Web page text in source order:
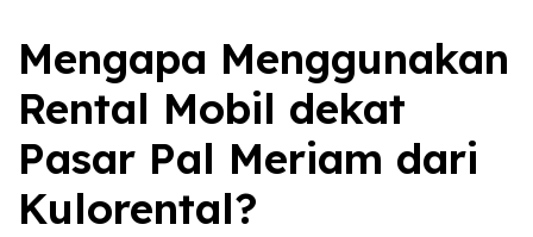
Mengapa Menggunakan
Rental Mobil dekat
Pasar Pal Meriam dari
Kulorental?